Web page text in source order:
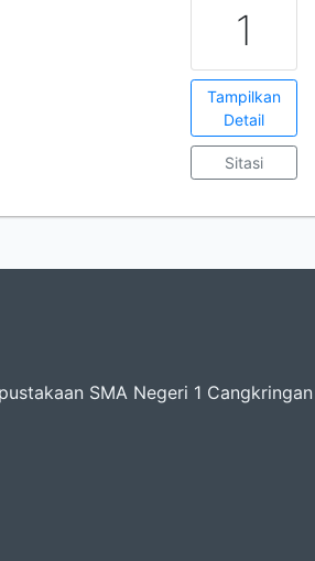
1
Tampilkan
Detail
Sitasi
SMA Negeri 1 Cangkringan